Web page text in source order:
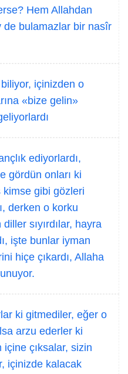
Hem Allahdan
de bulamazlar bir nasîr
içinizden o
«bize gelin»
ediyorlardı,
gördün onları ki
kimse gibi gözleri
derken o korku
sıyırdılar, hayra
işte bunlar iyman
hiçe çıkardı, Allaha
ki gitmediler, eğer o
arzu ederler ki
çıksalar, sizin
içinizde kalacak